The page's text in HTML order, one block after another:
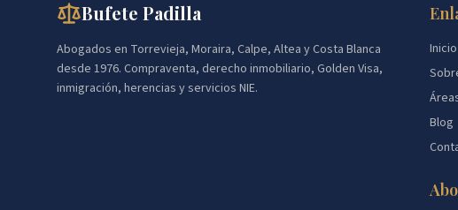
Bufete Padilla
Abogados en Torrevieja, Moraira, Calpe, Altea y Costa Blanca
desde 1976. Compraventa, derecho inmobiliario, Golden Visa,
inmigración, herencias y servicios NIE.
Inicio
Blog